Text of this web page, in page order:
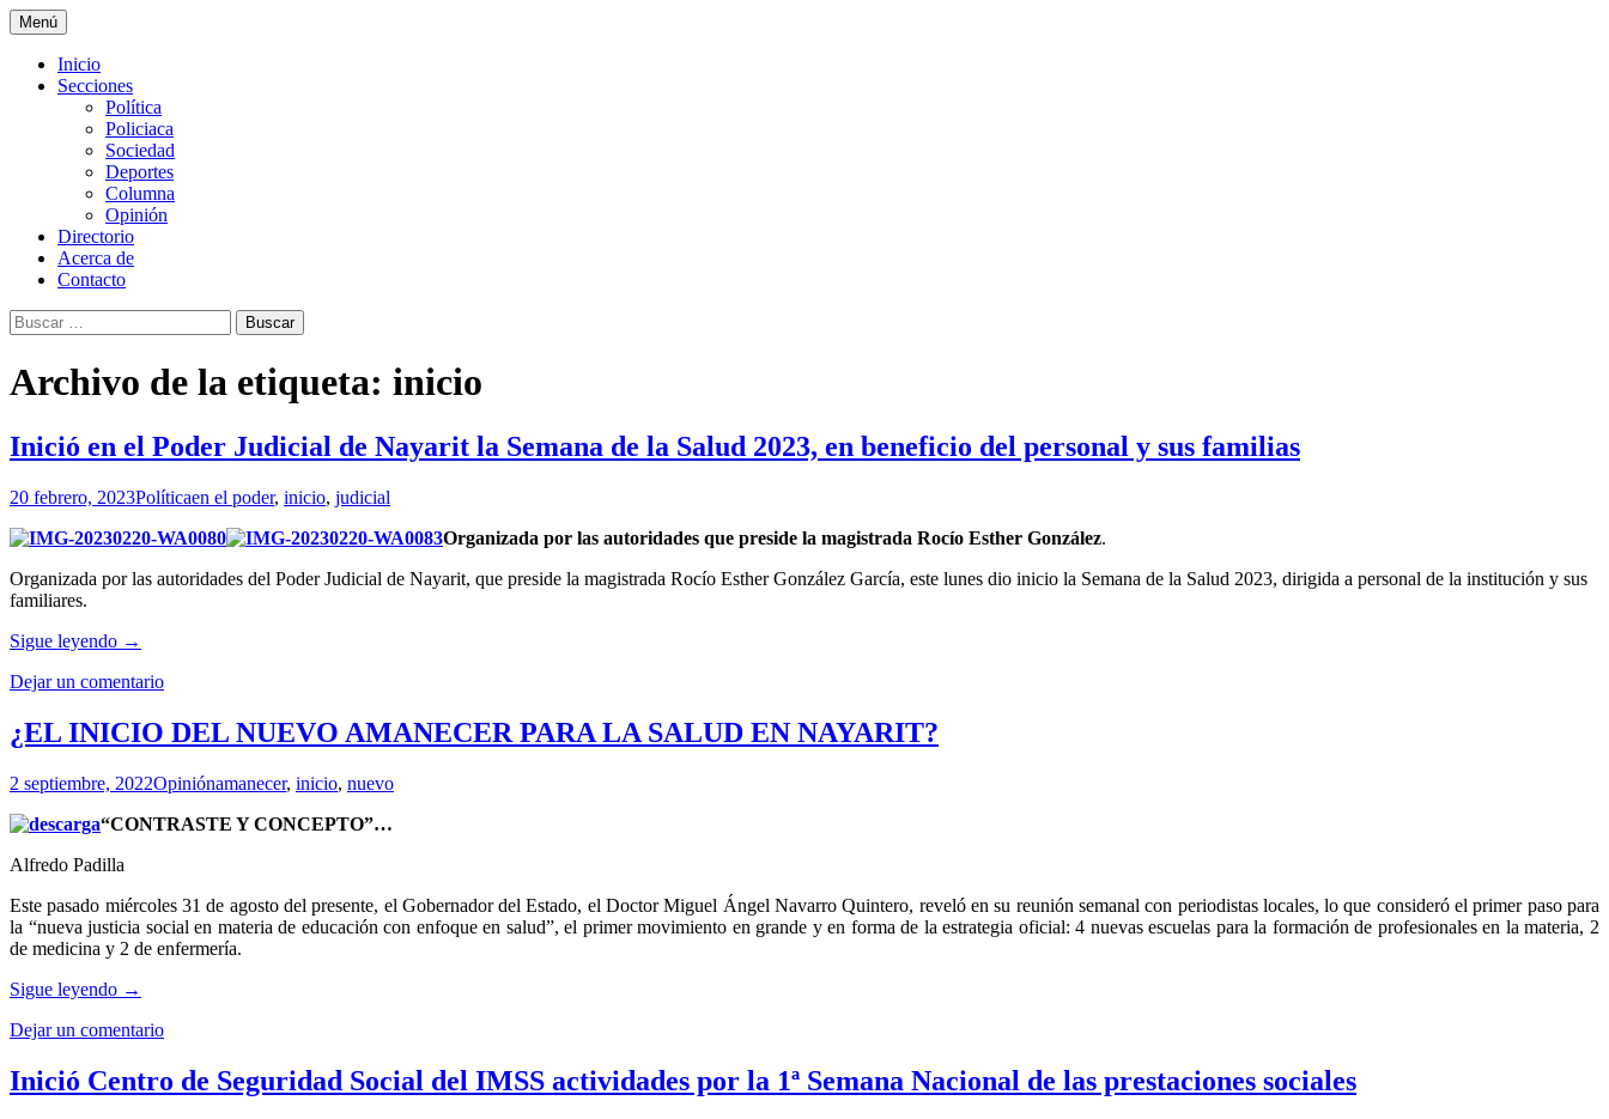
La Yunta de Tepic
Menú Ir
al
contenido
Inicio
Secciones
Política
Policiaca
Sociedad
Deportes
Columna
Opinión
Directorio
Acerca de
Contacto
Buscar:
Archivo de la etiqueta: inicio
Inició en el Poder Judicial de Nayarit la Semana de la Salud 2023, en beneficio del personal y sus familias
20 febrero, 2023Políticaen el poder, inicio, judicial
Organizada por las autoridades que preside la magistrada Rocío Esther González.
Organizada por las autoridades del Poder Judicial de Nayarit, que preside la magistrada Rocío Esther González García, este lunes dio inicio la Semana de la Salud 2023, dirigida a personal de la institución y sus
familiares.
Sigue leyendo Inició
el
Judicial
de
la
de
Salud
2023,
en
beneficio
sus
→
Dejar un comentario
¿EL INICIO DEL NUEVO AMANECER PARA LA SALUD EN NAYARIT?
2 septiembre, 2022Opiniónamanecer, inicio, nuevo
“CONTRASTE Y CONCEPTO”…
Alfredo Padilla
Este pasado miércoles 31 de agosto del presente, el Gobernador del Estado, el Doctor Miguel Ángel Navarro Quintero, reveló en su reunión semanal con periodistas locales, lo que consideró el primer paso para
la “nueva justicia social en materia de educación con enfoque en salud”, el primer movimiento en grande y en forma de la estrategia oficial: 4 nuevas escuelas para la formación de profesionales en la materia, 2
de medicina y 2 de enfermería.
Sigue leyendo ¿EL
DEL
AMANECER
PARA
→
Dejar un comentario
Inició Centro de Seguridad Social del IMSS actividades por la 1ª Semana Nacional de las prestaciones sociales